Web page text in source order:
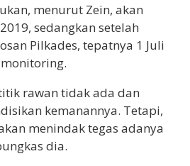
menurut Zein, akan
sedangkan setelah
Pilkades, tepatnya 1 Juli
rawan tidak ada dan
kemanannya. Tetapi,
menindak tegas adanya
dia.